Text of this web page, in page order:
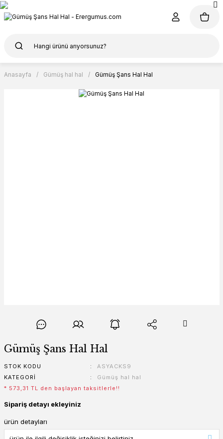
Anasayfa Gümüş hal hal Gümüş Şans Hal Hal
Gümüş Şans Hal Hal
STOK KODU
ASYACKS9
KATEGORI
Gümüş hal hal
* 573,31 TL den başlayan taksitlerle!!
Sipariş detayı ekleyiniz
ürün detayları